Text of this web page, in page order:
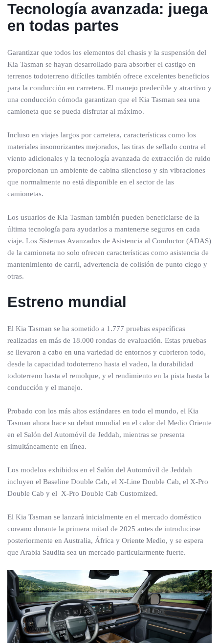
Tecnología avanzada: juega
en todas partes
Garantizar que todos los elementos del chasis y la suspensión del
Kia Tasman se hayan desarrollado para absorber el castigo en
terrenos todoterreno difíciles también ofrece excelentes beneficios
para la conducción en carretera. El manejo predecible y atractivo y
una conducción cómoda garantizan que el Kia Tasman sea una
camioneta que se pueda disfrutar al máximo.
Incluso en viajes largos por carretera, características como los
materiales insonorizantes mejorados, las tiras de sellado contra el
viento adicionales y la tecnología avanzada de extracción de ruido
proporcionan un ambiente de cabina silencioso y sin vibraciones
que normalmente no está disponible en el sector de las
camionetas.
Los usuarios de Kia Tasman también pueden beneficiarse de la
última tecnología para ayudarlos a mantenerse seguros en cada
viaje. Los Sistemas Avanzados de Asistencia al Conductor (ADAS)
de la camioneta no solo ofrecen características como asistencia de
mantenimiento de carril, advertencia de colisión de punto ciego y
otras.
Estreno mundial
El Kia Tasman se ha sometido a 1.777 pruebas específicas
realizadas en más de 18.000 rondas de evaluación. Estas pruebas
se llevaron a cabo en una variedad de entornos y cubrieron todo,
desde la capacidad todoterreno hasta el vadeo, la durabilidad
todoterreno hasta el remolque, y el rendimiento en la pista hasta la
conducción y el manejo.
Probado con los más altos estándares en todo el mundo, el Kia
Tasman ahora hace su debut mundial en el calor del Medio Oriente
en el Salón del Automóvil de Jeddah, mientras se presenta
simultáneamente en línea.
Los modelos exhibidos en el Salón del Automóvil de Jeddah
incluyen el Baseline Double Cab, el X-Line Double Cab, el X-Pro
Double Cab y el X-Pro Double Cab Customized.
El Kia Tasman se lanzará inicialmente en el mercado doméstico
coreano durante la primera mitad de 2025 antes de introducirse
posteriormente en Australia, África y Oriente Medio, y se espera
que Arabia Saudita sea un mercado particularmente fuerte.